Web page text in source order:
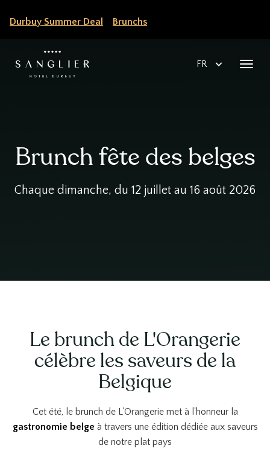
Durbuy Summer Deal Brunchs
Brunch fête des belges
Dates
Chaque dimanche, du 12 juillet au 16 août 2026
Le brunch de L'Orangerie
célèbre les saveurs de la
Belgique
Cet été, le brunch de L'Orangerie met à l'honneur la
gastronomie belge à travers une édition dédiée aux saveurs
de notre plat pays